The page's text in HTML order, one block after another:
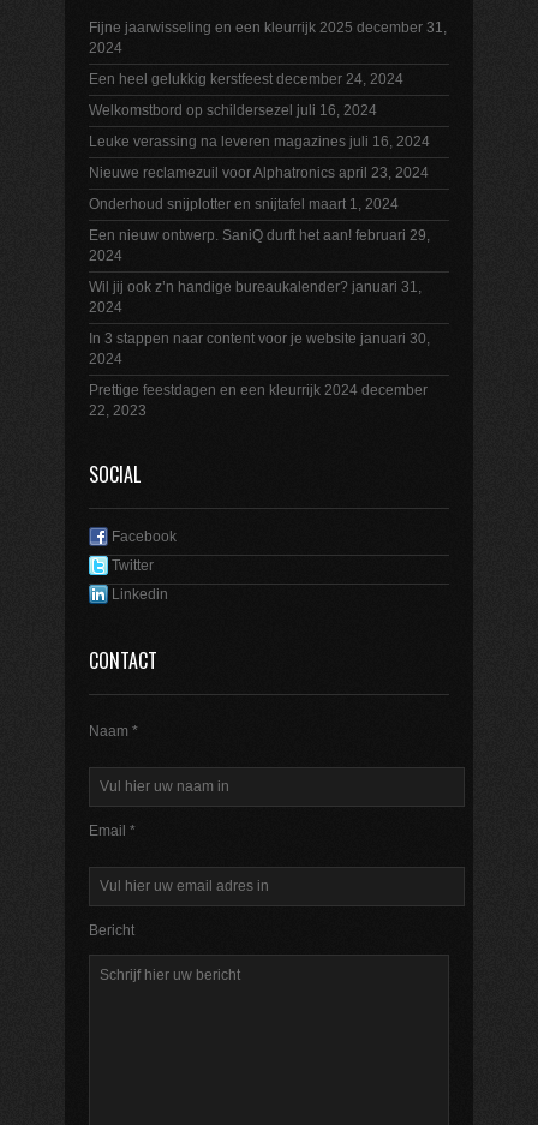
Fijne jaarwisseling en een kleurrijk 2025 december 31,
2024
Een heel gelukkig kerstfeest december 24, 2024
Welkomstbord op schildersezel juli 16, 2024
Leuke verassing na leveren magazines juli 16, 2024
Nieuwe reclamezuil voor Alphatronics april 23, 2024
Onderhoud snijplotter en snijtafel maart 1, 2024
Een nieuw ontwerp. SaniQ durft het aan! februari 29,
2024
Wil jij ook z’n handige bureaukalender? januari 31,
2024
In 3 stappen naar content voor je website januari 30,
2024
Prettige feestdagen en een kleurrijk 2024 december
22, 2023
SOCIAL
Facebook
Twitter
Linkedin
CONTACT
Naam *
Email *
Bericht